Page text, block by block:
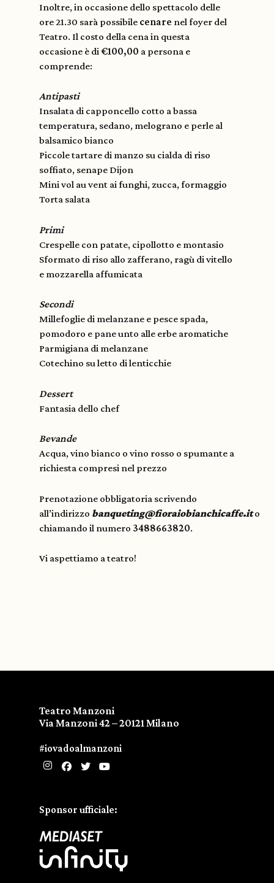
Inoltre, in occasione dello spettacolo delle
ore 21.30 sarà possibile cenare nel foyer del
Teatro. Il costo della cena in questa
occasione è di€100,00 a persona e
comprende:
Antipasti
Insalata di capponcello cotto a bassa
temperatura, sedano, melograno e perle al
balsamico bianco
Piccole tartare di manzo su cialda di riso
soffiato, senape Dijon
Mini vol au vent ai funghi, zucca, formaggio
Torta salata
Primi
Crespelle con patate, cipollotto e montasio
Sformato di riso allo zafferano, ragù di vitello
e mozzarella affumicata
Secondi
Millefoglie di melanzane e pesce spada,
pomodoro e pane unto alle erbe aromatiche
Parmigiana di melanzane
Cotechino su letto di lenticchie
Dessert
Fantasia dello chef
Bevande
Acqua, vino bianco o vino rosso o spumante a
richiesta compresi nel prezzo
Prenotazione obbligatoria scrivendo
all’indirizzo banqueting@fioraiobianchicaffe.ito
chiamando il numero 3488663820.
Vi aspettiamo a teatro!
Teatro Manzoni
Via Manzoni 42 – 20121 Milano
#iovadoalmanzoni
Sponsor ufficiale: